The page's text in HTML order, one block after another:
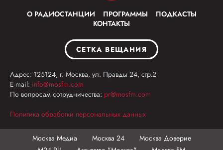
О РАДИОСТАНЦИИ ПРОГРАММЫ
ПОДКАСТЫ
КОНТАКТЫ
СЕТКА ВЕЩАНИЯ
Адрес: 125124, г. Москва, ул. Правды 24, стр.2
E-mail: info@mosfm.com
По вопросам сотрудничества: pr@mosfm.com
Политика обработки персональных данных
Москва Медиа Москва 24
Москва Доверие